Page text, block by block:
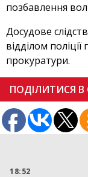
18:52
позбавлення
Досудове
відділом
прокуратури.
ПОДІЛИТИСЯ В